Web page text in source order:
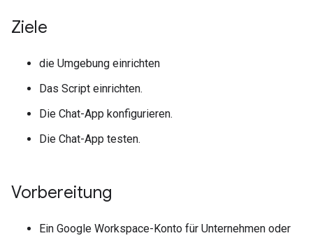
Ziele
die Umgebung einrichten
Das Script einrichten.
Die Chat-App konfigurieren.
Die Chat-App testen.
Vorbereitung
Ein Google Workspace-Konto für Unternehmen oder